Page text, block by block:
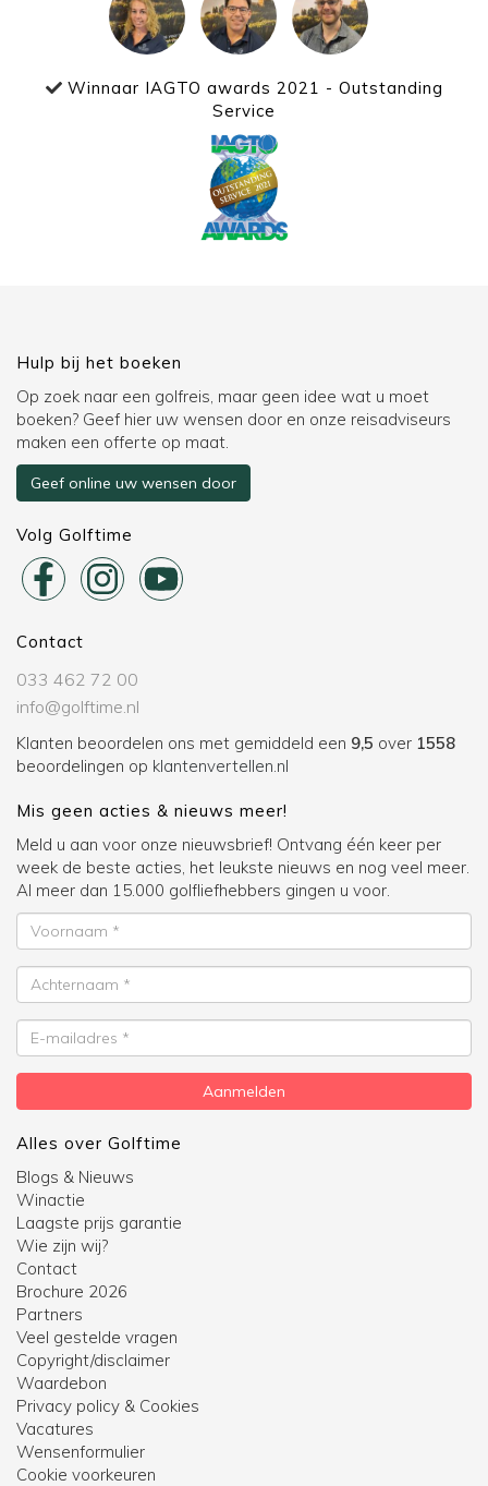
Winnaar IAGTO awards 2021 - Outstanding
Service
Hulp bij het boeken
Op zoek naar een golfreis, maar geen idee wat u moet
boeken? Geef hier uw wensen door en onze reisadviseurs
maken een offerte op maat.
Geef online uw wensen door
Volg Golftime
Contact
033 462 72 00
info@golftime.nl
Klanten beoordelen ons met gemiddeld een 9,5 over 1558
beoordelingen op klantenvertellen.nl
Mis geen acties & nieuws meer!
Meld u aan voor onze nieuwsbrief! Ontvang één keer per
week de beste acties, het leukste nieuws en nog veel meer.
Al meer dan 15.000 golfliefhebbers gingen u voor.
Voornaam
Achternaam
E-
mailadres
Aanmelden
Alles over Golftime
Blogs & Nieuws
Winactie
Laagste prijs garantie
Wie zijn wij?
Contact
Brochure 2026
Partners
Veel gestelde vragen
Copyright/disclaimer
Waardebon
Privacy policy & Cookies
Vacatures
Wensenformulier
Cookie voorkeuren